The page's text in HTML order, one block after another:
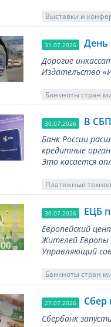
Выставки и
31.07.2026 День
Дорогие
Издательство
Банкноты стран
30.07.2026 В
Банк России
кредитные
Это касается
Платежные
30.07.2026 ЕЦБ
Европейский
Жителей Европы
Управляющий
Банкноты стран
27.07.2026 Сбер
Сбербанк